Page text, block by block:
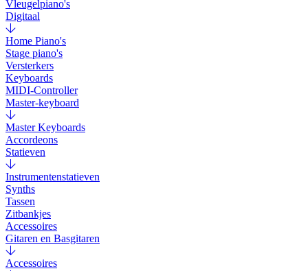
Vleugelpiano's
Digitaal
Home Piano's
Stage piano's
Versterkers
Keyboards
MIDI-Controller
Master-keyboard
Master Keyboards
Accordeons
Statieven
Instrumentenstatieven
Synths
Tassen
Zitbankjes
Accessoires
Gitaren en Basgitaren
Accessoires